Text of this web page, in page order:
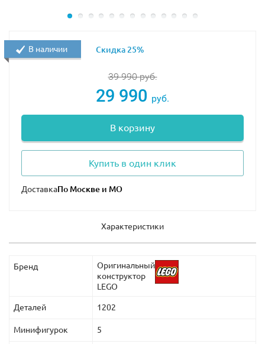
39 990руб.
29 990 руб.
В корзину
Купить в один клик
Доставка
В наличии Скидка 25%
Характеристики
Бренд
Оригинальный
конструктор
LEGO
Деталей 1202
Минифигурок 5